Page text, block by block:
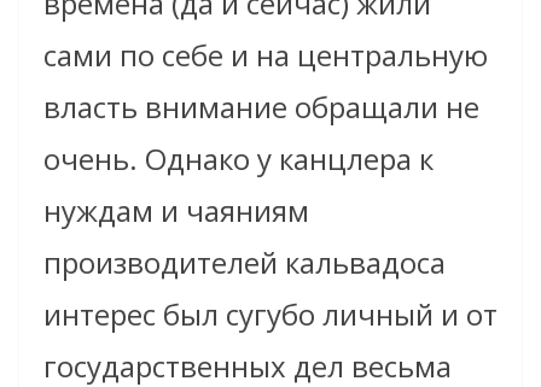
сами по себе и на центральную
власть внимание обращали не
очень. Однако у канцлера к
нуждам и чаяниям
производителей кальвадоса
интерес был сугубо личный и от
государственных дел весьма